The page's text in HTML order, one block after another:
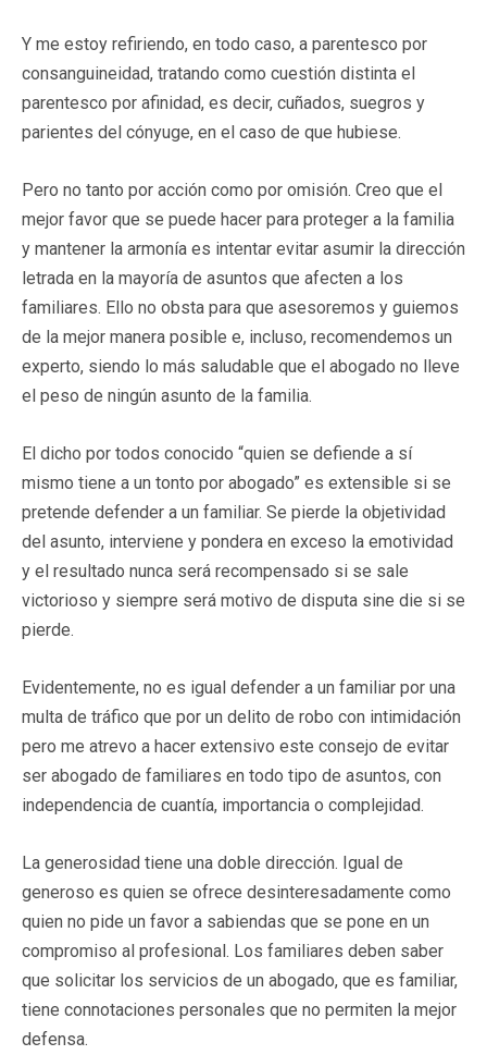
Y me estoy refiriendo, en todo caso, a parentesco por
consanguineidad, tratando como cuestión distinta el
parentesco por afinidad, es decir, cuñados, suegros y
parientes del cónyuge, en el caso de que hubiese.
Pero no tanto por acción como por omisión. Creo que el
mejor favor que se puede hacer para proteger a la familia
y mantener la armonía es intentar evitar asumir la dirección
letrada en la mayoría de asuntos que afecten a los
familiares. Ello no obsta para que asesoremos y guiemos
de la mejor manera posible e, incluso, recomendemos un
experto, siendo lo más saludable que el abogado no lleve
el peso de ningún asunto de la familia.
El dicho por todos conocido “quien se defiende a sí
mismo tiene a un tonto por abogado” es extensible si se
pretende defender a un familiar. Se pierde la objetividad
del asunto, interviene y pondera en exceso la emotividad
y el resultado nunca será recompensado si se sale
victorioso y siempre será motivo de disputa sine die si se
pierde.
Evidentemente, no es igual defender a un familiar por una
multa de tráfico que por un delito de robo con intimidación
pero me atrevo a hacer extensivo este consejo de evitar
ser abogado de familiares en todo tipo de asuntos, con
independencia de cuantía, importancia o complejidad.
La generosidad tiene una doble dirección. Igual de
generoso es quien se ofrece desinteresadamente como
quien no pide un favor a sabiendas que se pone en un
compromiso al profesional. Los familiares deben saber
que solicitar los servicios de un abogado, que es familiar,
tiene connotaciones personales que no permiten la mejor
defensa.